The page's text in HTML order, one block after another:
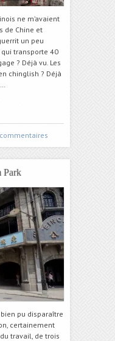
ne m’avaient
de Chine et
un peu
transporte 40
? Déjà vu. Les
chinglish ? Déjà
…
Park
pu disparaître
certainement
travail, de trois